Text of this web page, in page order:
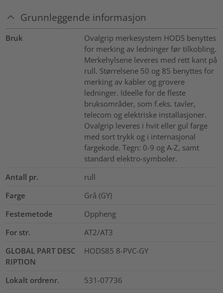
Grunnleggende informasjon
Bruk
Ovalgrip merkesystem HODS benyttes
for merking av ledninger før tilkobling.
Merkehylsene leveres med rett kant på
rull. Størrelsene 50 og 85 benyttes for
merking av kabler og grovere
ledninger. Ideelle for de fleste
bruksområder, som f.eks. tavler,
telecom og elektriske installasjoner.
Ovalgrip leveres i hvit eller gul farge
med sort trykk og i internasjonal
fargekode. Tegn: 0-9 og A-Z, samt
standard elektro-symboler.
Antall pr.
rull
Farge
Grå (GY)
Festemetode
Oppheng
For str.
AT2/AT3
GLOBAL PART DESC
RIPTION
HODS85 8-PVC-GY
Lokalt ordrenr.
531-07736